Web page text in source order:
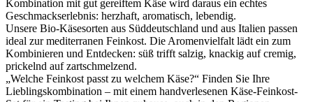
Kombination mit gut gereiftem Käse wird daraus ein echtes
Geschmackserlebnis: herzhaft, aromatisch, lebendig.
Unsere Bio-Käsesorten aus Süddeutschland und aus Italien passen
ideal zur mediterranen Feinkost. Die Aromenvielfalt lädt ein zum
Kombinieren und Entdecken: süß trifft salzig, knackig auf cremig,
prickelnd auf zartschmelzend.
„Welche Feinkost passt zu welchem Käse?“ Finden Sie Ihre
Lieblingskombination – mit einem handverlesenen Käse-Feinkost-